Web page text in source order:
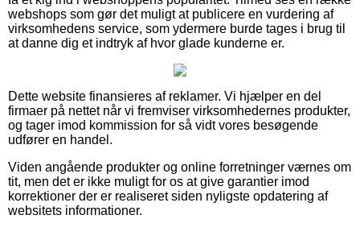
webshops som gør det muligt at publicere en vurdering af
virksomhedens service, som ydermere burde tages i brug til
at danne dig et indtryk af hvor glade kunderne er.
Dette website finansieres af reklamer. Vi hjælper en del
firmaer på nettet når vi fremviser virksomhedernes produkter,
og tager imod kommission for så vidt vores besøgende
udfører en handel.
Viden angående produkter og online forretninger værnes om
tit, men det er ikke muligt for os at give garantier imod
korrektioner der er realiseret siden nyligste opdatering af
websitets informationer.